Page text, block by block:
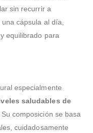
sin recurrir a
cápsula al día,
equilibrado para
especialmente
saludables de
. Su composición se basa
cuidadosamente